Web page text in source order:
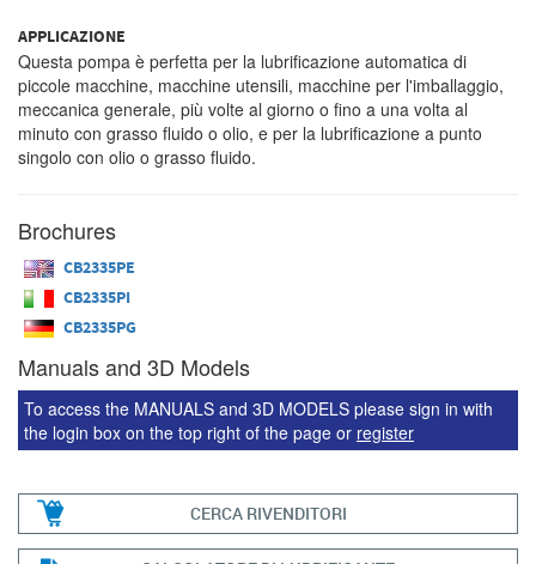
APPLICAZIONE
Questa pompa è perfetta per la lubrificazione automatica di
piccole macchine, macchine utensili, macchine per l'imballaggio,
meccanica generale, più volte al giorno o fino a una volta al
minuto con grasso fluido o olio, e per la lubrificazione a punto
singolo con olio o grasso fluido.
Brochures
CB2335PE
CB2335PI
CB2335PG
Manuals and 3D Models
To access the MANUALS and 3D MODELS please sign in with
the login box on the top right of the page or register
CERCA RIVENDITORI